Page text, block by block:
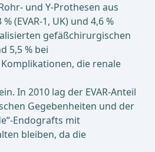
und Y-Prothesen aus
(EVAR-1, UK) und 4,6 %
gefäßchirurgischen
5,5 % bei
die renale
In 2010 lag der EVAR-Anteil
Gegebenheiten und der
Endografts mit
bleiben, da die